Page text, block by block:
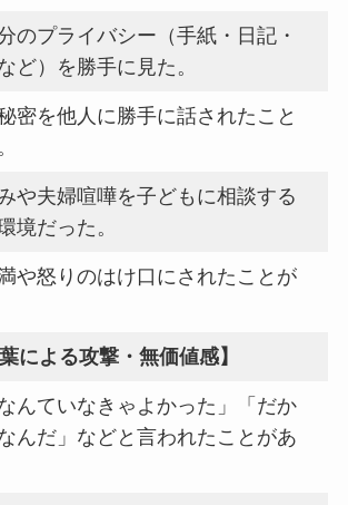
のプライバシー（手紙・日記・
ど）を勝手に見た。
密を他人に勝手に話されたこと
や夫婦喧嘩を子どもに相談する
境だった。
や怒りのはけ口にされたことが
葉による攻撃・無価値感】
なんていなきゃよかった」「だか
んだ」などと言われたことがあ